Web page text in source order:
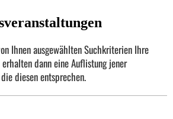
Ihnen ausgewählten Suchkriterien Ihre
dann eine Auflistung jener
diesen entsprechen.